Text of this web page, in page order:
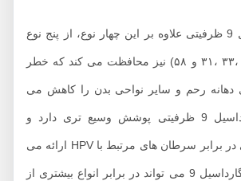
گارداسیل 9 ظرفیتی علاوه بر این چهار نوع، از پنج نوع
دیگر HPV (۳۱، ۳۳، ۴۵، ۵۲ و ۵۸) نیز محافظت می کند که خطر
رحم و سایر نواحی بدن را کاهش می
دهند. بنابراین، گارداسیل 9 ظرفیتی پوشش وسیع تری دارد و
محافظت کامل تری در برابر سرطان های مرتبط با HPV ارائه می
از